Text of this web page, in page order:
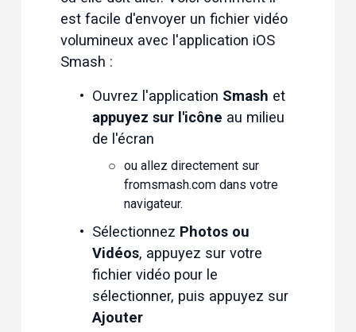
est facile d'envoyer un fichier vidéo
volumineux avec l'application iOS
Smash :
Ouvrez l'application Smash
appuyez sur l'icône au milieu
de l'écran
fromsmash.com dans votre
navigateur.
Sélectionnez Photos ou
Vidéos, appuyez sur votre
fichier vidéo pour le
Ajouter